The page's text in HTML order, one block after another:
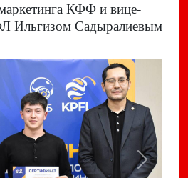
КФФ и вице-
Ильгизом Садыралиевым
Next